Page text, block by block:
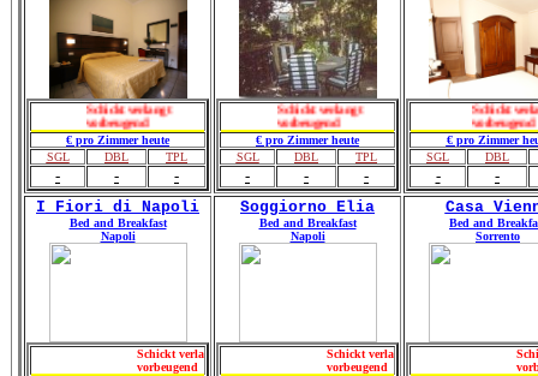
Schickt verlangt
vorbeugend
€ pro Zimmer heute
SGL
DBL TPL
- - -
Schickt verlangt
vorbeugend
€ pro Zimmer heute
SGL
DBL TPL
- - -
Schickt verlangt
vorbeugend
€ pro Zimmer
SGL
DBL
-
-
I Fiori di Napoli
Bed and Breakfast
Napoli
Schickt verlangt
vorbeugend
Soggiorno Elia
Bed and Breakfast
Napoli
Schickt verlangt
vorbeugend
Casa
Bed and
Sorrento
Schickt